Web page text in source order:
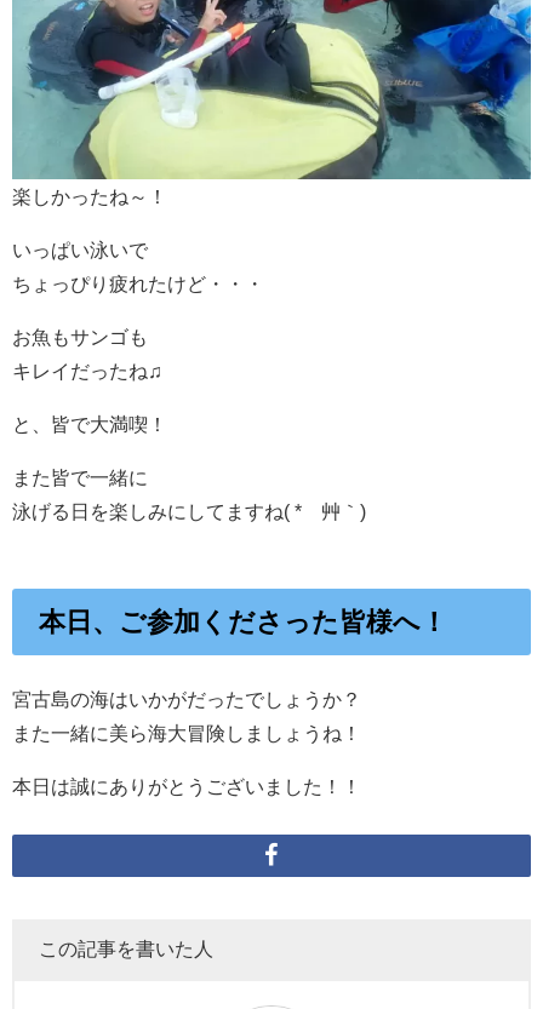
楽しかったね～！
いっぱい泳いで
ちょっぴり疲れたけど・・・
お魚もサンゴも
キレイだったね♫
と、皆で大満喫！
また皆で一緒に
泳げる日を楽しみにしてますね( *´艸｀)
本日、ご参加くださった皆様へ！
宮古島の海はいかがだったでしょうか？
また一緒に美ら海大冒険しましょうね！
本日は誠にありがとうございました！！
この記事を書いた人